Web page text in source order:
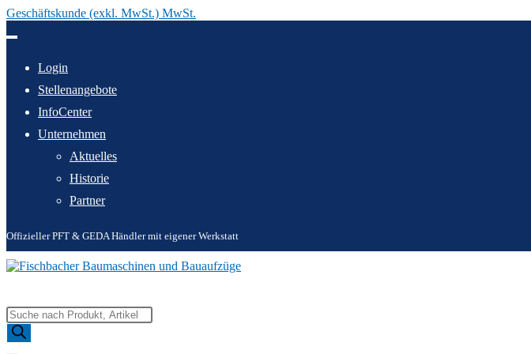
Geschäftskunde (exkl. MwSt.) MwSt.
Inhalt
Login
Stellenangebote
InfoCenter
Unternehmen
Aktuelles
Historie
Partner
Offizieller PFT & GEDA Händler mit eigener Werkstatt
Products
search